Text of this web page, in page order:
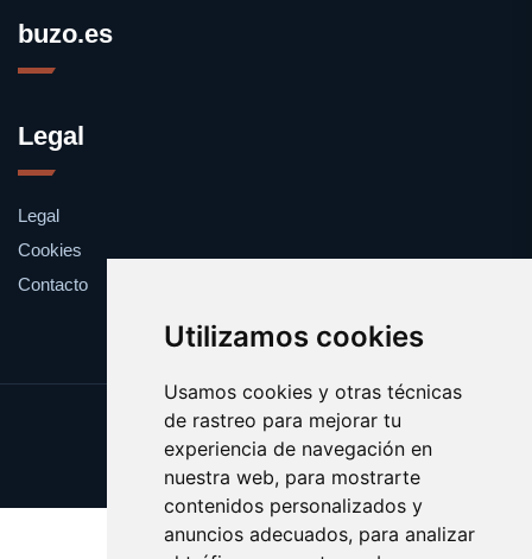
Utilizamos cookies
Usamos cookies y otras técnicas
de rastreo para mejorar tu
experiencia de navegación en
nuestra web, para mostrarte
contenidos personalizados y
anuncios adecuados, para analizar
buzo.es
Legal
Legal
Cookies
Contacto
Update cookies preferences
Copyright © 2025 buzo.es